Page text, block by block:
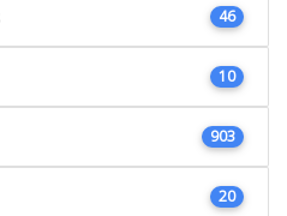
46
10
903
20